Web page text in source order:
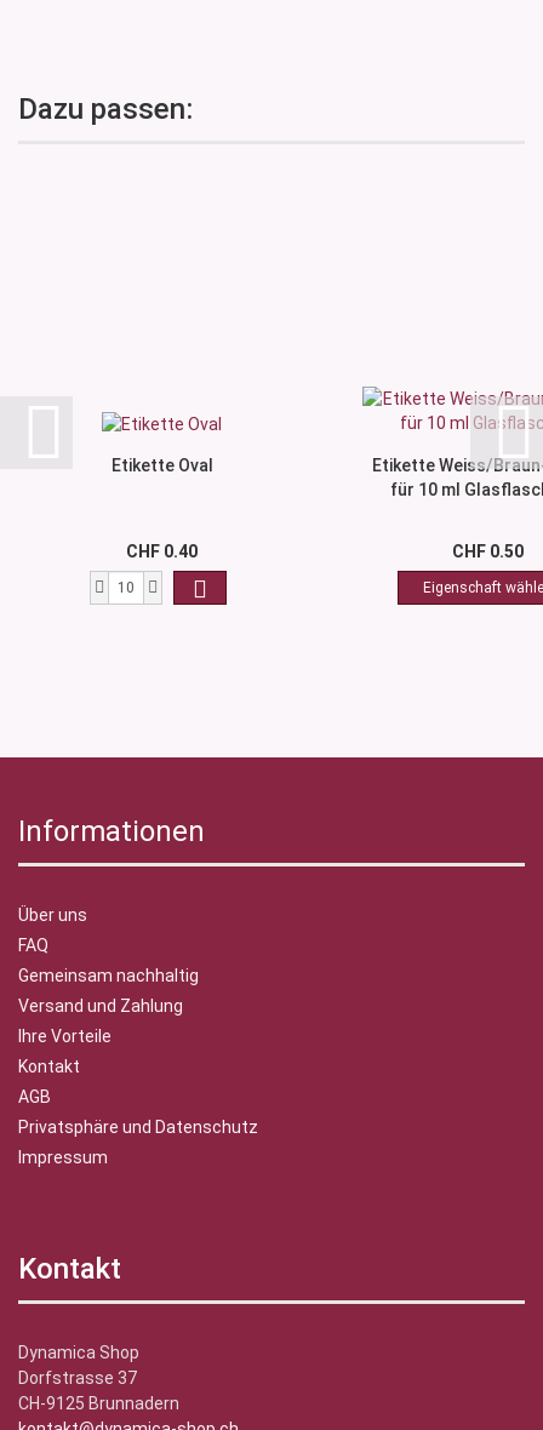
Dazu passen:
Etikette Oval
CHF 0.40
Etikette Weiss/
für 10 ml
CHF 0.50
Informationen
Über uns
FAQ
Gemeinsam nachhaltig
Versand und Zahlung
Ihre Vorteile
Kontakt
AGB
Privatsphäre und Datenschutz
Impressum
Kontakt
Dynamica Shop
Dorfstrasse 37
CH-9125 Brunnadern